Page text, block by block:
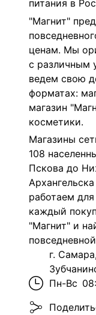
питания в
"Магнит"
ценам. Мы
с различным
ведем свою
форматах:
магазин
косметики.
Магазины
108
Пскова до
работаем
каждый
"Магнит" и
г.
Пн-Вс